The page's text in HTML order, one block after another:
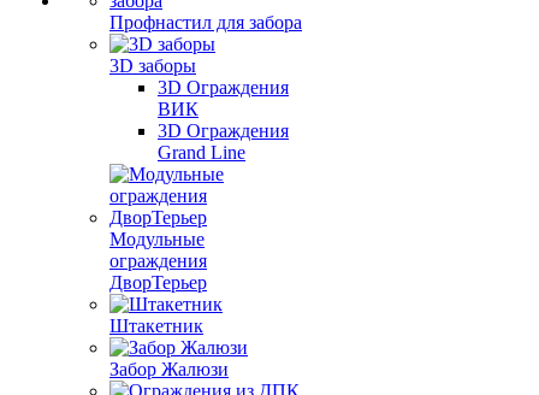
Профнастил для забора
3D заборы
3D Ограждения
ВИК
3D Ограждения
Grand Line
Модульные
ограждения
ДворТерьер
Штакетник
Забор Жалюзи